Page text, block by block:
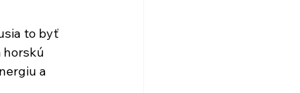
to byť
horskú
a